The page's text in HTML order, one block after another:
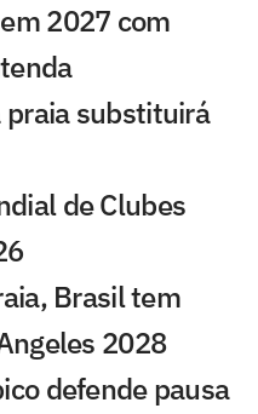
2027 com
praia substituirá
de Clubes
Brasil tem
2028
defende pausa